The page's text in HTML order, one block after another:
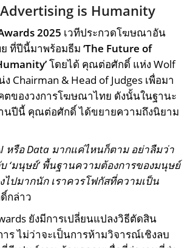
is Humanity
2025 เวทีประกวดโฆษณาอัน
ย ที่ปีนี้มาพร้อมธีม‘The Future of
โดยได้ คุณต่อศักดิ์ แห่ง Wolf
Chairman & Head of Judges เพื่อมา
ของวงการโฆษณาไทย ดังนั้นในฐานะ
นปีนี้ คุณต่อศักดิ์ ได้ขยายความถึงนิยาม
หรือ Data มากแค่ไหนก็ตาม อย่าลืมว่า
‘มนุษย์’พื้นฐานความต้องการของมนุษย์
ไปมากนัก เราควรโฟกัสที่ความเป็น
กล่าว
ยังมีการเปลี่ยนแปลงวิธีตัดสิน
าร ไม่ว่าจะเป็นการห้ามวิจารณ์เชิงลบ